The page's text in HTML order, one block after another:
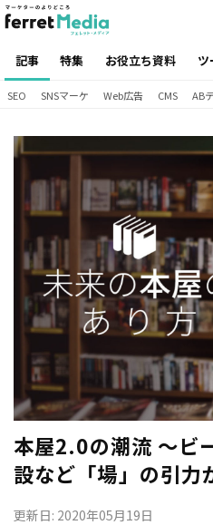
記事 特集 お役立ち資料 ツ
SEO SNSマーケ Web広告 CMS AB
本屋2.0の潮流 〜ビ
設など「場」の引力
更新日: 2020年05月19日